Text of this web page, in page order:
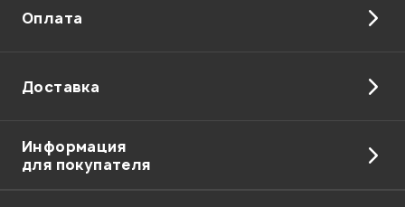
Оплата
Доставка
Информация
для покупателя